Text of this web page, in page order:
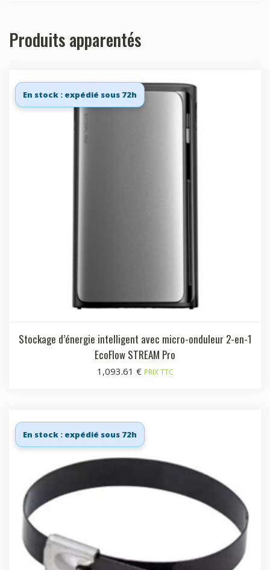
Produits apparentés
En stock : expédié sous 72h
Stockage d’énergie intelligent avec micro-onduleur 2-en-1
EcoFlow STREAM Pro
1,093.61 € PRIX TTC
En stock : expédié sous 72h